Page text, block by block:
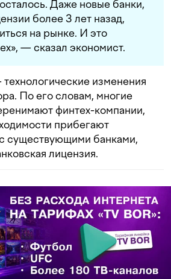
Даже новые банки,
более 3 лет назад,
на рынке. И это
— сказал экономист.
изменения
По его словам, многие
финтех-компании,
прибегают
существующими банками,
лицензия.